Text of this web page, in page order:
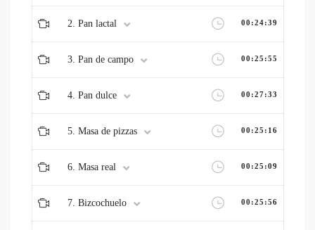
2. Pan lactal 00:24:39
3. Pan de campo 00:25:55
4. Pan dulce 00:27:33
5. Masa de pizzas 00:25:16
6. Masa real 00:25:09
7. Bizcochuelo 00:25:56